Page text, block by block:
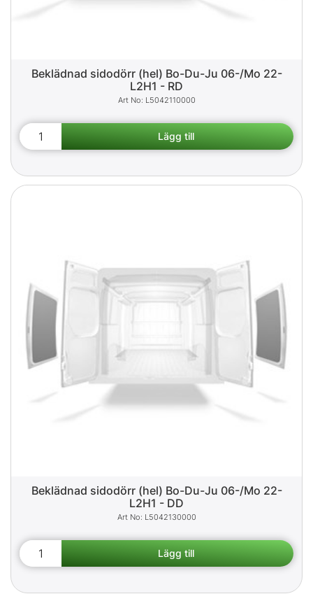
Beklädnad sidodörr (hel) Bo-Du-Ju 06-/Mo 22-
L2H1 - RD
L5042110000
Beklädnad sidodörr (hel) Bo-Du-Ju 06-/Mo 22-
L2H1 - DD
L5042130000